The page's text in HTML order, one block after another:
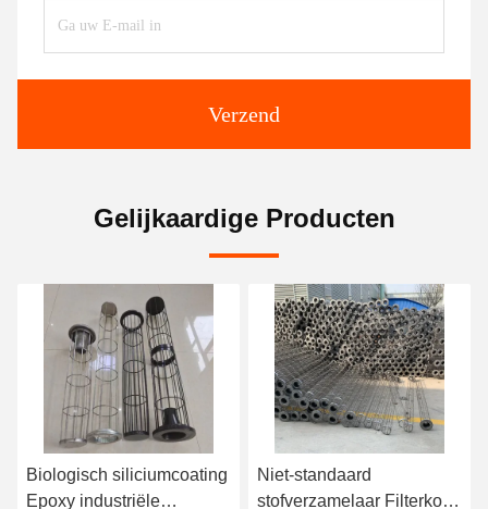
Verzend
Gelijkaardige Producten
Biologisch siliciumcoating
Epoxy industriële
Niet-standaard
stofverzamelaar Filterkooi